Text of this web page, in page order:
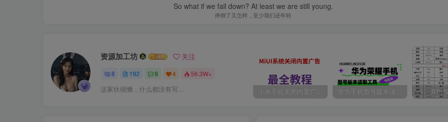
So what if we fall down? At least we are still young.
摔倒了又怎样，至少我们还年轻
资源加工坊 关注
8 192 9 4 56.3W+
这家伙很懒，什么都没有写... 小米手机关闭内置广告最全教程。 华为手机型号版本读取工具